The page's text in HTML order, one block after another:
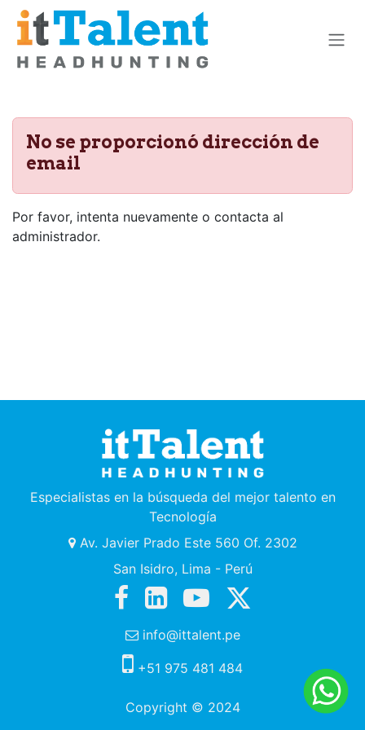
Ir al contenido
No se proporcionó dirección de
email
Por favor, intenta nuevamente o contacta al
administrador.
Especialistas en la búsqueda del mejor talento en
Tecnología
Av. Javier Prado Este 560 Of. 2302
San Isidro, Lima - Perú
info@ittalent.pe
+51 975 481 484
Copyright © 2024